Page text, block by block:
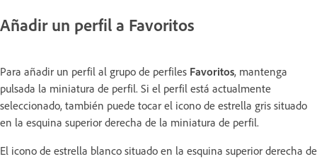
Añadir un perfil a Favoritos
Para añadir un perfil al grupo de perfiles Favoritos, mantenga
pulsada la miniatura de perfil. Si el perfil está actualmente
seleccionado, también puede tocar el icono de estrella gris situado
en la esquina superior derecha de la miniatura de perfil.
El icono de estrella blanco situado en la esquina superior derecha de